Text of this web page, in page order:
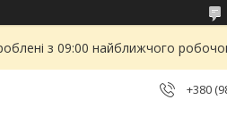
з 09:00 найближчого
+380